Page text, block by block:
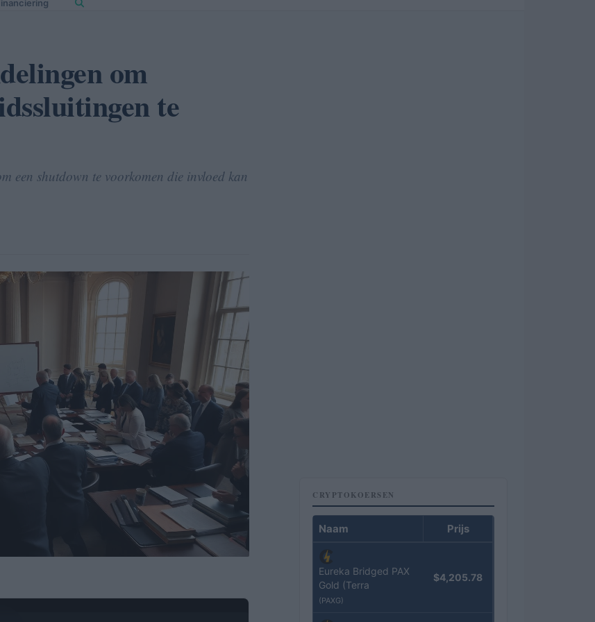
om
te
een shutdown te voorkomen die invloed kan
CRYPTOKOERSEN
Naam Prijs
Eureka Bridged PAX
Gold (Terra
(PAXG)
$4,205.78